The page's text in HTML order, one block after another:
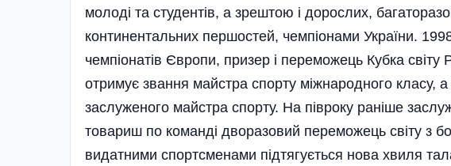
молоді та студентів, а зрештою і дорослих,
континентальних першостей, чемпіонами України.
чемпіонатів Європи, призер і переможець Кубка
отримує звання майстра спорту міжнародного класу,
заслуженого майстра спорту. На півроку раніше
товариш по команді дворазовий переможець світу з
видатними спортсменами підтягується нова хвиля